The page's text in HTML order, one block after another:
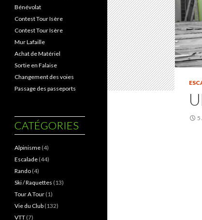
5
Bénévolat
Contest Tour Isère
Contest Tour Isère
Mur Lafaille
Achat de Matériel
Sortie en Falaise
Changement des voies
Passage des passeports
CATÉGORIES
Alpinisme (4)
Escalade (44)
Rando (4)
Ski / Raquettes (13)
Tour A Tour (1)
Vie du Club (132)
VTT (7)